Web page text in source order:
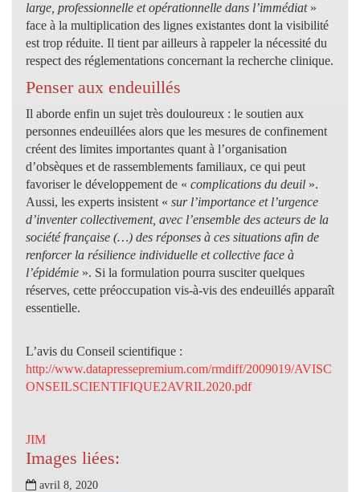
large, professionnelle et opérationnelle dans l’immédiat»
face à la multiplication des lignes existantes dont la visibilité
est trop réduite. Il tient par ailleurs à rappeler la nécessité du
respect des réglementations concernant la recherche clinique.
Penser aux endeuillés
Il aborde enfin un sujet très douloureux : le soutien aux
personnes endeuillées alors que les mesures de confinement
créent des limites importantes quant à l’organisation
d’obsèques et de rassemblements familiaux, ce qui peut
favoriser le développement de « complications du deuil ».
Aussi, les experts insistent « sur l’importance et l’urgence
d’inventer collectivement, avec l’ensemble des acteurs de la
société française (…) des réponses à ces situations afin de
renforcer la résilience individuelle et collective face à
l’épidémie ». Si la formulation pourra susciter quelques
réserves, cette préoccupation vis-à-vis des endeuillés apparaît
essentielle.
L’avis du Conseil scientifique :
http://www.datapressepremium.com/rmdiff/2009019/AVISC
ONSEILSCIENTIFIQUE2AVRIL2020.pdf
JIM
Images liées:
avril 8, 2020